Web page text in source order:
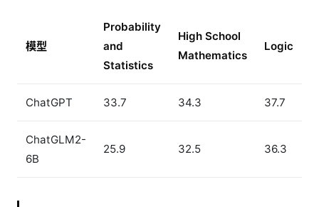
模型
Probability
and
Statistics
High School
Mathematics
Logic
ChatGPT 33.7 34.3 37.7
ChatGLM2-
6B
25.9 32.5 36.3